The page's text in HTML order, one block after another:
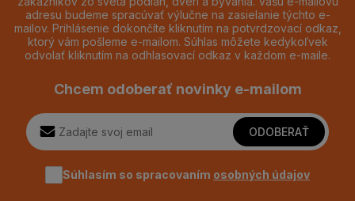
adresu budeme spracúvať výlučne na zasielanie týchto e-
mailov. Prihlásenie dokončíte kliknutím na potvrdzovací odkaz,
ktorý vám pošleme e-mailom. Súhlas môžete kedykoľvek
odvolať kliknutím na odhlasovací odkaz v každom e-maile.
Chcem odoberať novinky e-mailom
ODOBERAŤ
Súhlasím so spracovaním osobných údajov